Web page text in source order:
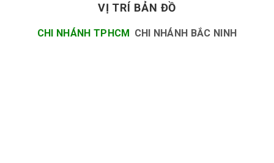
VỊ TRÍ BẢN ĐỒ
CHI NHÁNH TPHCM CHI NHÁNH BẮC NINH